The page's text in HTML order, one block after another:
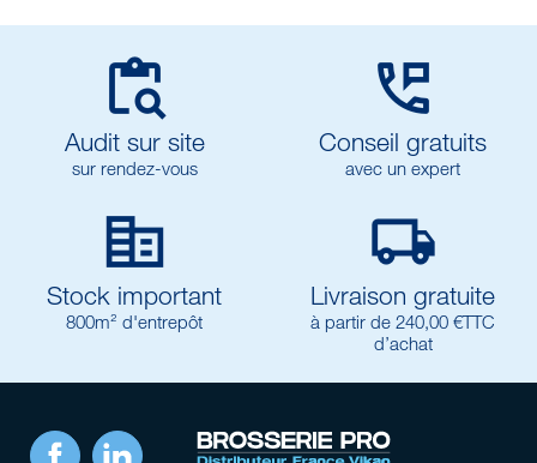

Audit sur site
sur rendez-vous

Conseil gratuits
avec un expert

Stock important
800m² d'entrepôt

Livraison gratuite
à partir de 240,00 €TTC
d’achat
Facebook LinkedIn